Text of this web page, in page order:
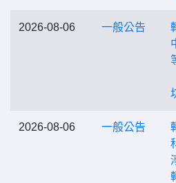
2026-08-06 一般公告
2026-08-06 一般公告